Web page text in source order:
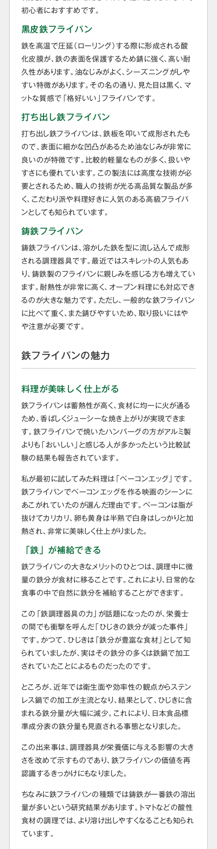
初心者におすすめです。
黒皮鉄フライパン
鉄を高温で圧延（ローリング）する際に形成される酸
化皮膜が、鉄の表面を保護するため錆に強く、高い耐
久性があります。油なじみがよく、シーズニングがしや
すい特徴があります。その名の通り、見た目は黒く、マ
ットな質感で「格好いい」フライパンです。
打ち出し鉄フライパン
打ち出し鉄フライパンは、鉄板を叩いて成形されたも
ので、表面に細かな凹凸があるため油なじみが非常に
良いのが特徴です。比較的軽量なものが多く、扱いや
すさにも優れています。この製法には高度な技術が必
要とされるため、職人の技術が光る高品質な製品が多
く、こだわり派や料理好きに人気のある高級フライパ
ンとしても知られています。
鋳鉄フライパン
鋳鉄フライパンは、溶かした鉄を型に流し込んで成形
される調理器具です。最近ではスキレットの人気もあ
り、鋳鉄製のフライパンに親しみを感じる方も増えてい
ます。耐熱性が非常に高く、オーブン料理にも対応でき
るのが大きな魅力です。ただし、一般的な鉄フライパン
に比べて重く、また錆びやすいため、取り扱いにはや
や注意が必要です。
鉄フライパンの魅力
料理が美味しく仕上がる
鉄フライパンは蓄熱性が高く、食材に均一に火が通る
ため、香ばしくジューシーな焼き上がりが実現できま
す。鉄フライパンで焼いたハンバーグの方がアルミ製
よりも「おいしい」と感じる人が多かったという比較試
験の結果も報告されています。
私が最初に試してみた料理は「ベーコンエッグ」です。
鉄フライパンでベーコンエッグを作る映画のシーンに
あこがれていたのが選んだ理由です。ベーコンは脂が
抜けてカリカリ、卵も黄身は半熟で白身はしっかりと加
熱され、非常に美味しく仕上がりました。
「鉄」が補給できる
鉄フライパンの大きなメリットのひとつは、調理中に微
量の鉄分が食材に移ることです。これにより、日常的な
食事の中で自然に鉄分を補給することができます。
この「鉄調理器具の力」が話題になったのが、栄養士
の間でも衝撃を呼んだ「ひじきの鉄分が減った事件」
です。かつて、ひじきは「鉄分が豊富な食材」として知
られていましたが、実はその鉄分の多くは鉄鍋で加工
されていたことによるものだったのです。
ところが、近年では衛生面や効率性の観点からステン
レス鍋での加工が主流となり、結果として、ひじきに含
まれる鉄分量が大幅に減少。これにより、日本食品標
準成分表の鉄分量も見直される事態となりました。
この出来事は、調理器具が栄養価に与える影響の大き
さを改めて示すものであり、鉄フライパンの価値を再
認識するきっかけにもなりました。
ちなみに鉄フライパンの種類では鋳鉄が一番鉄の溶出
量が多いという研究結果があります。トマトなどの酸性
食材の調理では、より溶け出しやすくなることも知られ
ています。